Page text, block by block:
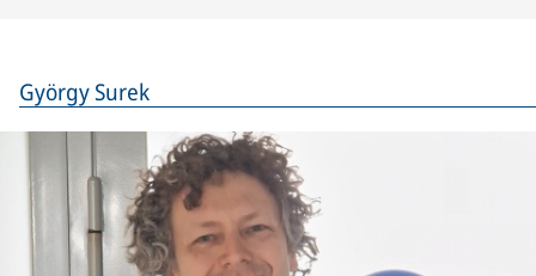
György Surek